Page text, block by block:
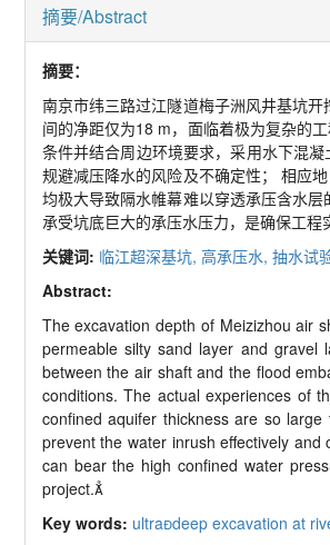
摘要/Abstract
摘要：
南京市纬三路过江隧道梅子洲风井基坑
间的净距仅为18 m，面临着极为复杂的
条件并结合周边环境要求，采用水下混
规避减压降水的风险及不确定性； 相应
均极大导致隔水帷幕难以穿透承压含水
承受坑底巨大的承压水压力，是确保工程
关键词: 临江超深基坑, 高承压水, 抽水试
Abstract:
The excavation depth of Meizizhou air
permeable silty sand layer and gravel
between the air shaft and the flood
conditions. The actual experiences of
confined aquifer thickness are so
prevent the water inrush effectively
can bear the high confined water
project.
Key words: ultradeep excavation at